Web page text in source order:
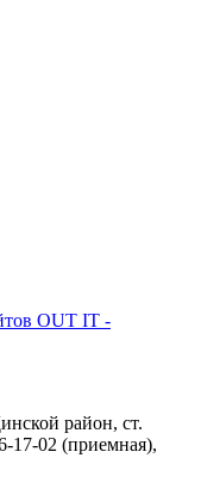
OUT IT -
район, ст.
17-02 (приемная),